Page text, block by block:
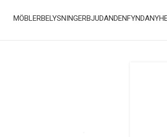
MÖBLERBELYSNINGERBJUDANDENFYNDA